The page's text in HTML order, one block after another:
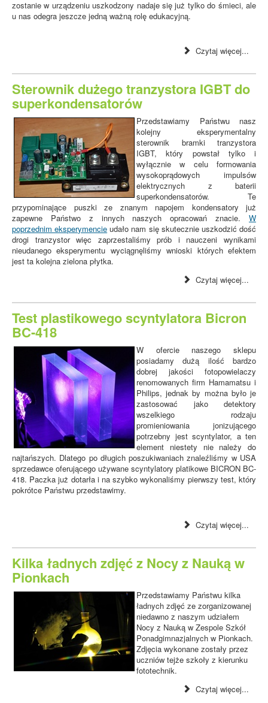
zostanie w urządzeniu uszkodzony nadaje się już tylko do śmieci, ale
u nas odegra jeszcze jedną ważną rolę edukacyjną.
Czytaj więcej...
Sterownik dużego tranzystora IGBT do
superkondensatorów
Przedstawiamy Państwu nasz
kolejny eksperymentalny
sterownik bramki tranzystora
IGBT, który powstał tylko i
wyłącznie w celu formowania
wysokoprądowych impulsów
elektrycznych z baterii
superkondensatorów. Te
przypominające puszki ze znanym napojem kondensatory już
zapewne Państwo z innych naszych opracowań znacie. W
poprzednim eksperymencie udało nam się skutecznie uszkodzić dość
drogi tranzystor więc zaprzestaliśmy prób i nauczeni wynikami
nieudanego eksperymentu wyciągnęliśmy wnioski których efektem
jest ta kolejna zielona płytka.
Czytaj więcej...
Test plastikowego scyntylatora Bicron
BC-418
W ofercie naszego sklepu
posiadamy dużą ilość bardzo
dobrej jakości fotopowielaczy
renomowanych firm Hamamatsu i
Philips, jednak by można było je
zastosować jako detektory
wszelkiego rodzaju
promieniowania jonizującego
potrzebny jest scyntylator, a ten
element niestety nie należy do
najtańszych. Dlatego po długich poszukiwaniach znaleźliśmy w USA
sprzedawce oferującego używane scyntylatory platikowe BICRON BC-
418. Paczka już dotarła i na szybko wykonaliśmy pierwszy test, który
pokrótce Państwu przedstawimy.
Czytaj więcej...
Kilka ładnych zdjęć z Nocy z Nauką w
Pionkach
Przedstawiamy Państwu kilka
ładnych zdjęć ze zorganizowanej
niedawno z naszym udziałem
Nocy z Nauką w Zespole Szkół
Ponadgimnazjalnych w Pionkach.
Zdjęcia wykonane zostały przez
uczniów tejże szkoły z kierunku
fototechnik.
Czytaj więcej...